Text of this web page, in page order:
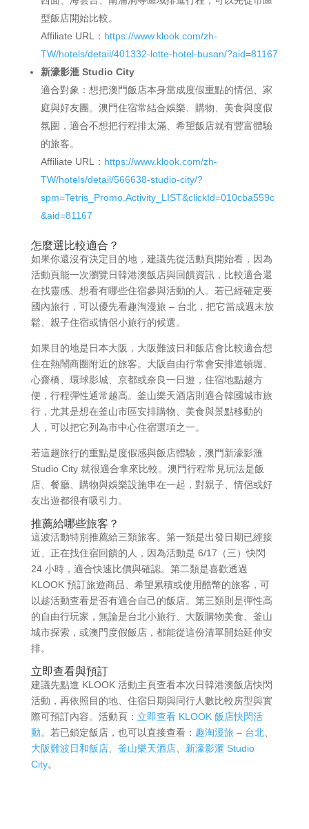
型飯店開始比較。
Affiliate URL： https://www.klook.com/zh-
TW/hotels/detail/401332-lotte-hotel-busan/?aid=81167
新濠影滙 Studio City
適合對象：想把澳門飯店本身當成度假重點的情侶、家
庭與好友團。澳門住宿常結合娛樂、購物、美食與度假
氛圍，適合不想把行程排太滿、希望飯店就有豐富體驗
的旅客。
Affiliate URL： https://www.klook.com/zh-
TW/hotels/detail/566638-studio-city/?
spm=Tetris_Promo.Activity_LIST&clickId=010cba559c
&aid=81167
怎麼選比較適合？
如果你還沒有決定目的地，建議先從活動頁開始看，因為
活動頁能一次瀏覽日韓港澳飯店與回饋資訊，比較適合還
在找靈感、想看有哪些住宿參與活動的人。若已經確定要
國內旅行，可以優先看趣淘漫旅 – 台北，把它當成週末放
鬆、親子住宿或情侶小旅行的候選。
如果目的地是日本大阪，大阪難波日和飯店會比較適合想
住在熱鬧商圈附近的旅客。大阪自由行常會安排道頓堀、
心齋橋、環球影城、京都或奈良一日遊，住宿地點越方
便，行程彈性通常越高。釜山樂天酒店則適合韓國城市旅
行，尤其是想在釜山市區安排購物、美食與景點移動的
人，可以把它列為市中心住宿選項之一。
若這趟旅行的重點是度假感與飯店體驗，澳門新濠影滙
Studio City 就很適合拿來比較。澳門行程常見玩法是飯
店、餐廳、購物與娛樂設施串在一起，對親子、情侶或好
友出遊都很有吸引力。
推薦給哪些旅客？
這波活動特別推薦給三類旅客。第一類是出發日期已經接
近、正在找住宿回饋的人，因為活動是 6/17（三）快閃
24 小時，適合快速比價與確認。第二類是喜歡透過
KLOOK 預訂旅遊商品、希望累積或使用酷幣的旅客，可
以趁活動查看是否有適合自己的飯店。第三類則是彈性高
的自由行玩家，無論是台北小旅行、大阪購物美食、釜山
城市探索，或澳門度假飯店，都能從這份清單開始延伸安
排。
立即查看與預訂
建議先點進 KLOOK 活動主頁查看本次日韓港澳飯店快閃
活動，再依照目的地、住宿日期與同行人數比較房型與實
際可預訂內容。活動頁： 立即查看 KLOOK 飯店快閃活
動。若已鎖定飯店，也可以直接查看： 趣淘漫旅 – 台北、
大阪難波日和飯店、 釜山樂天酒店、 新濠影滙 Studio
City。